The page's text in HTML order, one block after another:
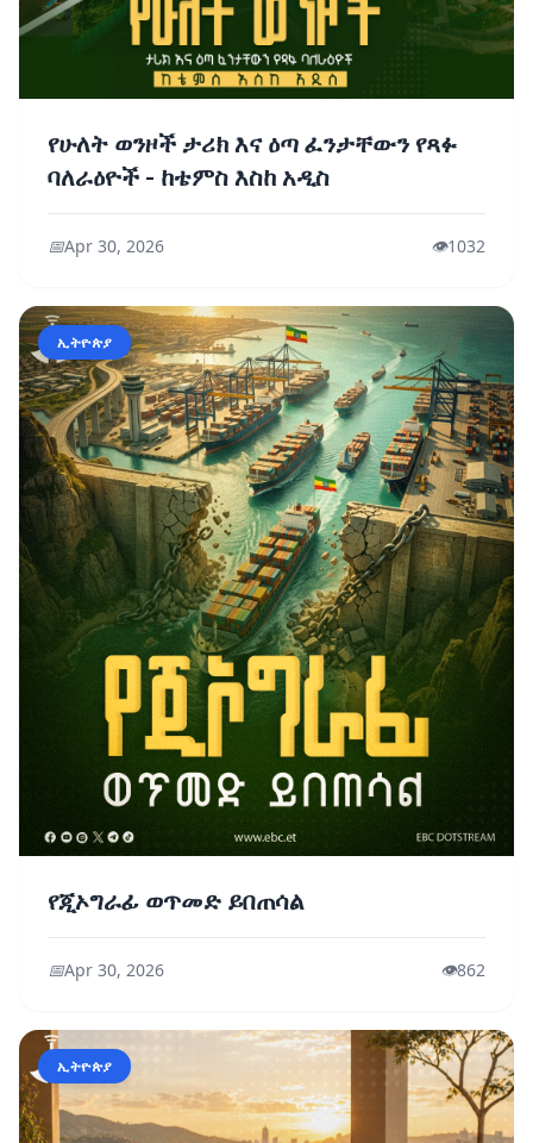
የሁለት ወንዞች ታሪክ እና ዕጣ ፈንታቸውን የጻፉ
ባለራዕዮች - ከቴምስ እስከ አዲስ
📅Apr 30, 2026 👁️1032
ኢትዮጵያ
የጂኦግራፊ ወጥመድ ይበጠሳል
📅Apr 30, 2026 👁️862
ኢትዮጵያ